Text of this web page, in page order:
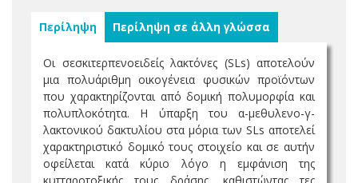
Περίληψη Περίληψη σε άλλη γλώσσα
Οι σεσκιτερπενοειδείς λακτόνες (SLs) αποτελούν
μια πολυάριθμη οικογένεια φυσικών προϊόντων
που χαρακτηρίζονται από δομική πολυμορφία και
πολυπλοκότητα. Η ύπαρξη του α-μεθυλενο-γ-
λακτονικού δακτυλίου στα μόρια των SLs αποτελεί
χαρακτηριστικό δομικό τους στοιχείο και σε αυτήν
οφείλεται κατά κύριο λόγο η εμφάνιση της